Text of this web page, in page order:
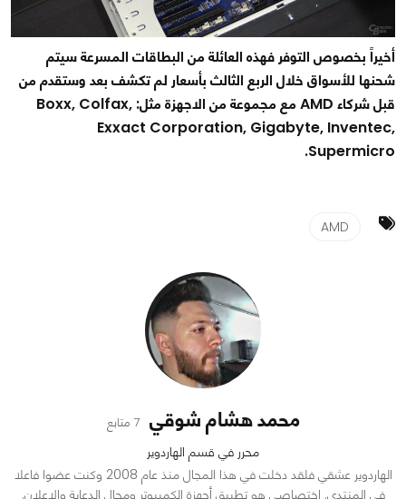
أخيراً بخصوص التوفر فهذه العائلة من البطاقات المسرعة سيتم
شحنها للأسواق خلال الربع الثالث بأسعار لم تكشف بعد وستقدم من
قبل شركاء AMD مع مجموعة من الاجهزة مثل: Boxx, Colfax,
Exxact Corporation, Gigabyte, Inventec,
Supermicro.
AMD
محمد هشام شوقي 7 متابع
محرر في قسم الهاردوير
الهاردوير عشقي فلقد دخلت في هذا المجال منذ عام 2008 وكنت عضوا فاعلا
في المنتدى. اختصاصي هو تطبيق أجهزة الكمبيوتر ومجال الدعاية والإعلان.